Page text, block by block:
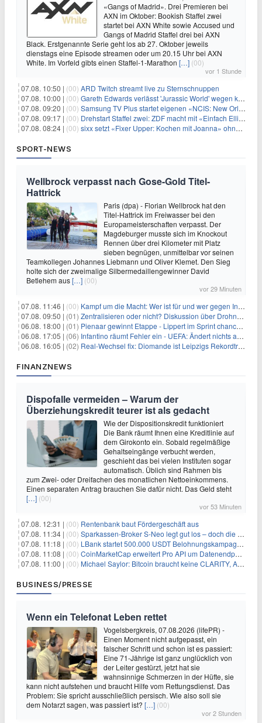
«Gangs of Madrid». Drei Premieren bei
AXN im Oktober: Bookish Staffel zwei
startet bei AXN White sowie Accused und
Gangs of Madrid Staffel drei bei AXN
Black. Erstgenannte Serie geht los ab 27. Oktober jeweils
dienstags eine Episode streamen oder um 20.15 Uhr bei AXN
White. Im Vorfeld gibts einen Staffel-1-Marathon […] (00)
vor 1 Stunde
07.08. 10:50 | (00) ARD Twitch streamt live zu Sternschnuppen
07.08. 10:00 | (00) Gareth Edwards verlässt 'Jurassic World' wegen kreativer Differenzen
07.08. 09:20 | (00) Samsung TV Plus startet eigenen «NCIS: New Orleans»-Sender
07.08. 09:17 | (00) Drehstart Staffel zwei: ZDF macht mit «Einfach Elli» weiter
07.08. 08:24 | (00) sixx setzt «Fixer Upper: Kochen mit Joanna» ohne Pause fort
SPORT-NEWS
Wellbrock verpasst nach Gose-Gold Titel-
Hattrick
Paris (dpa) - Florian Wellbrock hat den
Titel-Hattrick im Freiwasser bei den
Europameisterschaften verpasst. Der
Magdeburger musste sich im Knockout
Rennen über drei Kilometer mit Platz
sieben begnügen, unmittelbar vor seinen
Teamkollegen Johannes Liebmann und Oliver Klemet. Den Sieg
holte sich der zweimalige Silbermedaillengewinner David
Betlehem aus[…] (00)
vor 29 Minuten
07.08. 11:46 | (00) Kampf um die Macht: Wer ist für und wer gegen Infantino?
07.08. 09:50 | (01) Zentralisieren oder nicht? Diskussion über Drohnenabwehr
06.08. 18:00 | (01) Pienaar gewinnt Etappe - Lippert im Sprint chancenlos
06.08. 17:05 | (06) Infantino räumt Fehler ein - UEFA: Ändert nichts an Boykott
06.08. 16:05 | (02) Real-Wechsel fix: Diomande ist Leipzigs Rekordtransfer
FINANZNEWS
Dispofalle vermeiden – Warum der
Überziehungskredit teurer ist als gedacht
Wie der Dispositionskredit funktioniert
Die Bank räumt Ihnen eine Kreditlinie auf
dem Girokonto ein. Sobald regelmäßige
Gehaltseingänge verbucht werden,
geschieht das bei vielen Instituten sogar
automatisch. Üblich sind Rahmen bis
zum Zwei- oder Dreifachen des monatlichen Nettoeinkommens.
Einen separaten Antrag brauchen Sie dafür nicht. Das Geld steht
[…] (00)
vor 53 Minuten
07.08. 12:31 | (00) Rentenbank baut Fördergeschäft aus
07.08. 11:34 | (00) Sparkassen-Broker S-Neo legt gut los – doch die Schwachstellen bleiben
07.08. 11:18 | (00) LBank startet 500.000 USDT Belohnungskampagne mit Pudgy Penguins
07.08. 11:08 | (00) CoinMarketCap erweitert Pro API um Datenendpunkte für reale Vermögenswerte
07.08. 11:00 | (00) Michael Saylor: Bitcoin braucht keine CLARITY, Amerika schon
BUSINESS/PRESSE
Wenn ein Telefonat Leben rettet
Vogelsbergkreis, 07.08.2026 (lifePR) -
Einen Moment nicht aufgepasst, ein
falscher Schritt und schon ist es passiert:
Eine 71-Jährige ist ganz unglücklich von
der Leiter gestürzt, jetzt hat sie
wahnsinnige Schmerzen in der Hüfte, sie
kann nicht aufstehen und braucht Hilfe vom Rettungsdienst. Das
Problem: Sie spricht ausschließlich persisch. Wie also soll sie
dem Notarzt sagen, was passiert ist? […] (00)
vor 2 Stunden